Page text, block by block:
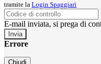
tramite la Login Spaggiari
E-mail inviata, si prega di
Errore
Chiudi